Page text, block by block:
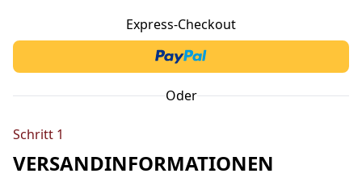
Express-Checkout
Oder
Schritt 1
VERSANDINFORMATIONEN